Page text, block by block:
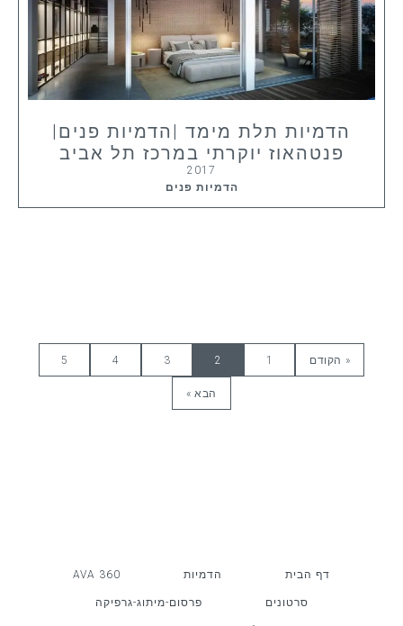
הדמיות תלת מימד |הדמיות פנים|
פנטהאוז יוקרתי במרכז תל אביב
2017
הדמיות פנים
« הקודם 1
2
3
4
5
הבא »
דף הבית הדמיות AVA 360
סרטונים פרסום-מיתוג-גרפיקה